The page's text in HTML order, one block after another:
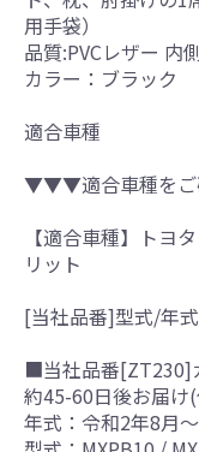
用手袋）
品質:PVCレザー 内
カラー：ブラック
適合車種
▼▼▼適合車種を
【適合車種】トヨ
リット
[当社品番]型式/年
■当社品番[ZT230]
約45-60日後お届け
年式：令和2年8月～